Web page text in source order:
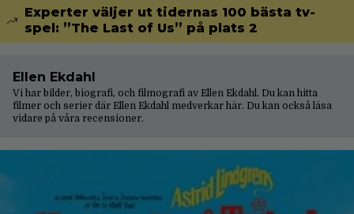
Experter väljer ut tidernas 100 bästa tv-
spel: ”The Last of Us” på plats 2
Ellen Ekdahl
Vi har bilder, biografi, och filmografi av Ellen Ekdahl. Du kan hitta
filmer och serier där Ellen Ekdahl medverkar här. Du kan också läsa
vidare på våra recensioner.